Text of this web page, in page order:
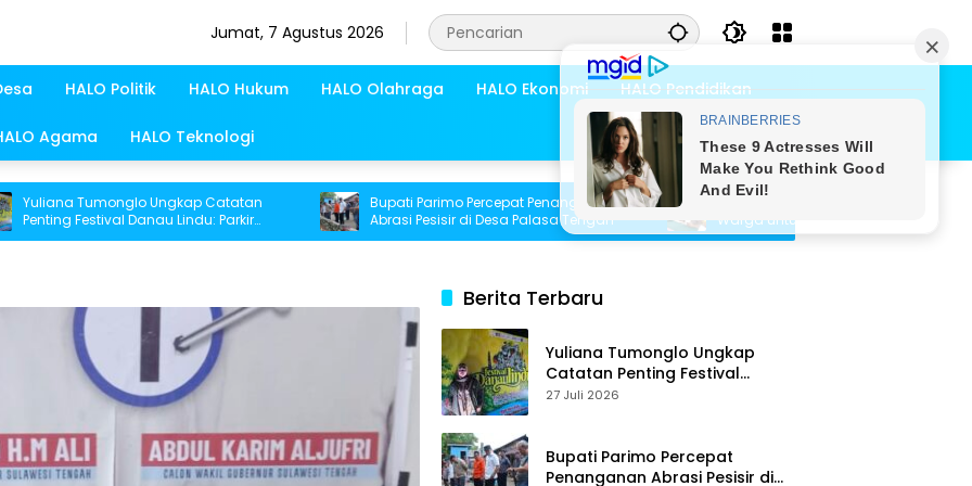
Jumat, 7 Agustus 2026
HALO Politik HALO Hukum HALO Olahraga HALO Ekonomi HALO Pendidikan
Agama HALO Teknologi
Tumonglo Ungkap Catatan
Festival Danau Lindu: Parkir
Toilet Harus Jadi Prioritas
Bupati Parimo Percepat Penanganan
Abrasi Pesisir di Desa Palasa Tengah
Pemdes Bambasiang Tampung Usulan
Warga untuk Penyusunan RKPDes 2027
Berita Terbaru
Yuliana Tumonglo Ungkap
Catatan Penting Festival
Danau Lindu: Parkir hingga
27 Juli 2026
Bupati Parimo Percepat
Penanganan Abrasi Pesisir di